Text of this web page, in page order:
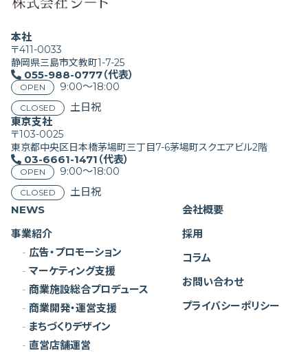
本社
〒411-0033
静岡県三島市文教町1-7-25
055-988-0777（代表）
OPEN 9:00〜18:00
CLOSED
土日祝
東京支社
〒103-0025
東京都中央区日本橋茅場町三丁目7-6茅場町スクエアビル2階
03-6661-1471（代表）
OPEN 9:00〜18:00
CLOSED
土日祝
NEWS
事業紹介
広告・プロモーション
マーケティング支援
商業施設総合プロデュース
商業開発・運営支援
まちづくりデザイン
直営店舗運営
会社概要
採用
コラム
お問い合わせ
プライバシーポリシー